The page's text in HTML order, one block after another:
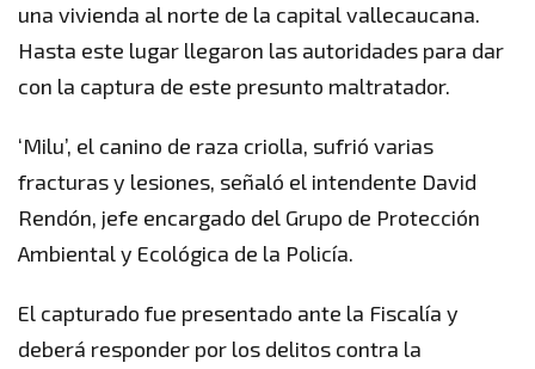
una vivienda al norte de la capital vallecaucana.
Hasta este lugar llegaron las autoridades para dar
con la captura de este presunto maltratador.
‘Milu’, el canino de raza criolla, sufrió varias
fracturas y lesiones, señaló el intendente David
Rendón, jefe encargado del Grupo de Protección
Ambiental y Ecológica de la Policía.
El capturado fue presentado ante la Fiscalía y
deberá responder por los delitos contra la